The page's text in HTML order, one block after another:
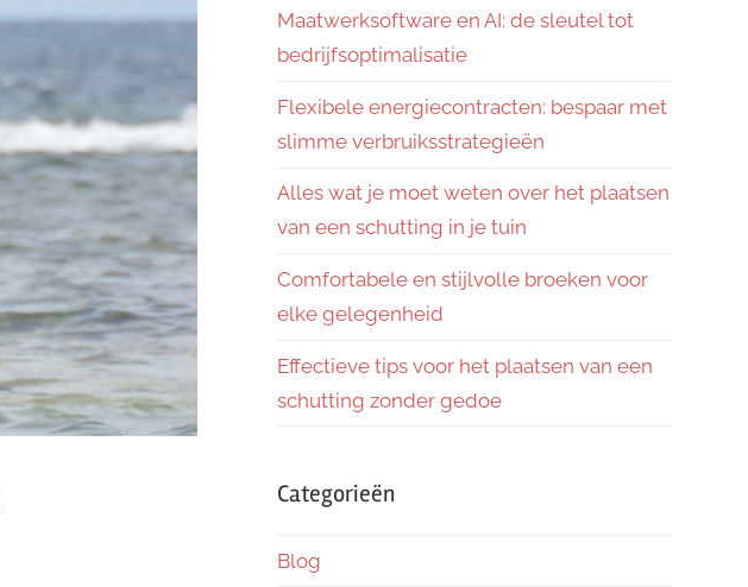
Maatwerksoftware en AI: de sleutel tot
bedrijfsoptimalisatie
Flexibele energiecontracten: bespaar met
slimme verbruiksstrategieën
Alles wat je moet weten over het plaatsen
van een schutting in je tuin
Comfortabele en stijlvolle broeken voor
elke gelegenheid
Effectieve tips voor het plaatsen van een
schutting zonder gedoe
Categorieën
Blog